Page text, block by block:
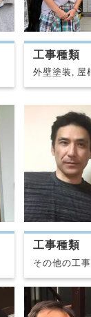
工事種類
外壁塗装, 屋
工事種類
その他の工事